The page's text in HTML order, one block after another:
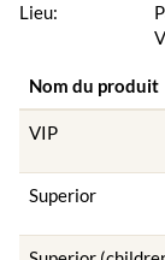
Lieu:
Nom du produit
VIP
Superior